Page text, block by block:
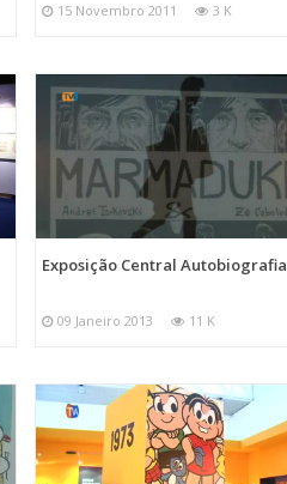
15 Novembro 2011 3 K
Exposição Central Autobiografia
09 Janeiro 2013 11 K